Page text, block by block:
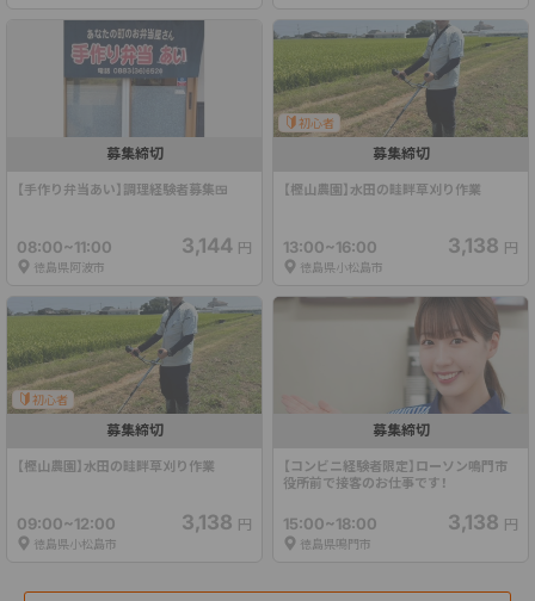
募集締切
【手作り弁当あい】調理経験者募集🍱
08:00~11:00 3,144 円
徳島県阿波市
初心者
募集締切
【樫山農園】水田の畦畔草刈り作業
13:00~16:00 3,138 円
徳島県小松島市
初心者
募集締切
【樫山農園】水田の畦畔草刈り作業
09:00~12:00 3,138 円
徳島県小松島市
募集締切
【コンビニ経験者限定】ローソン鳴門市
役所前で接客のお仕事です！
15:00~18:00 3,138 円
徳島県鳴門市